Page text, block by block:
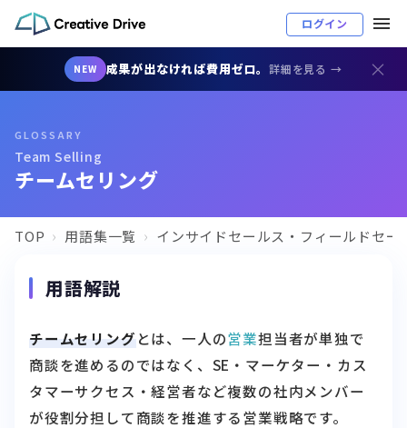
NEW 成果が出なければ費用ゼロ。詳細を見る → ×
ログイン
GLOSSARY
Team Selling
チームセリング
TOP 用語集一覧 インサイドセールス・フィールドセー
用語解説
チームセリング とは、一人の営業担当者が単独で
商談を進めるのではなく、SE・マーケター・カス
タマーサクセス・経営者など複数の社内メンバー
が役割分担して商談を推進する営業戦略です。